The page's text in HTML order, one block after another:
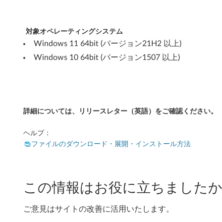
4
b
バ
ー
ン
2
対象オペレーティングシステム
Windows 11 64bit (バージョン21H2 以上)
Windows 10 64bit (バージョン1507 以上)
詳細については、リリースレター（英語）をご確認ください。
ヘルプ：
ファイルのダウンロード・展開・インストール方法
この情報はお役に立ちました
ご意見はサイトの改善に活用いたします。